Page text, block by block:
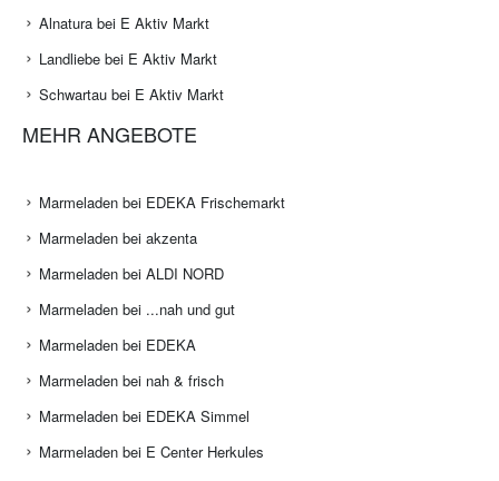
Alnatura bei E Aktiv Markt
Landliebe bei E Aktiv Markt
Schwartau bei E Aktiv Markt
MEHR ANGEBOTE
Marmeladen bei EDEKA Frischemarkt
Marmeladen bei akzenta
Marmeladen bei ALDI NORD
Marmeladen bei ...nah und gut
Marmeladen bei EDEKA
Marmeladen bei nah & frisch
Marmeladen bei EDEKA Simmel
Marmeladen bei E Center Herkules